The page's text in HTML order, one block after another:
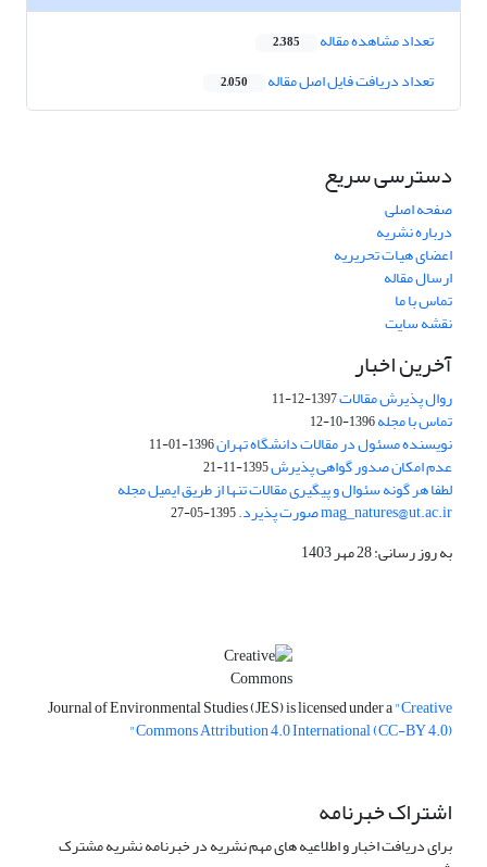
تعداد مشاهده مقاله 2,385
تعداد دریافت فایل اصل مقاله 2,050
دسترسی سریع
صفحه اصلی
درباره نشریه
اعضای هیات تحریریه
ارسال مقاله
تماس با ما
نقشه سایت
آخرین اخبار
روال پذیرش مقالات1397-12-11
تماس با مجله1396-10-12
نویسنده مسئول در مقالات دانشگاه تهران1396-01-11
عدم امکان صدور گواهی پذیرش1395-11-21
لطفا هر گونه سئوال و پیگیری مقالات تنها از طریق ایمیل مجله
mag_natures@ut.ac.ir صورت پذیرد. 1395-05-27
به روز رسانی: 28 مهر 1403
Journal of Environmental Studies (JES) is licensed under a"Creative
Commons Attribution 4.0 International (CC-BY 4.0)"
اشتراک خبرنامه
برای دریافت اخبار و اطلاعیه های مهم نشریه در خبرنامه نشریه مشترک